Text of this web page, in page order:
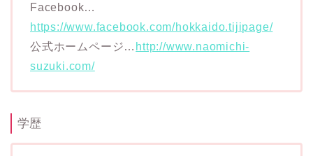
Facebook…
https://www.facebook.com/hokkaido.tijipage/
公式ホームページ… http://www.naomichi-
suzuki.com/
学歴